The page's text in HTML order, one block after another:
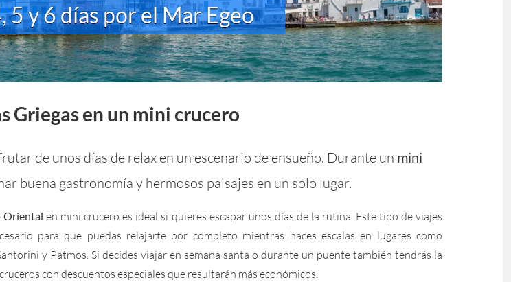
5 y 6 días por el Mar Egeo
Griegas en un mini crucero
de unos días de relax en un escenario de ensueño. Durante un mini
buena gastronomía y hermosos paisajes en un solo lugar.
Oriental en mini crucero es ideal si quieres escapar unos días de la rutina. Este tipo de viajes
para que puedas relajarte por completo mientras haces escalas en lugares como
y Patmos. Si decides viajar en semana santa o durante un puente también tendrás la
con descuentos especiales que resultarán más económicos.